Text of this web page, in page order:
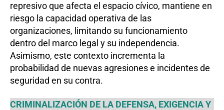
represivo que afecta el espacio cívico, mantiene en
riesgo la capacidad operativa de las
organizaciones, limitando su funcionamiento
dentro del marco legal y su independencia.
Asimismo, este contexto incrementa la
probabilidad de nuevas agresiones e incidentes de
seguridad en su contra.
CRIMINALIZACIÓN DE LA DEFENSA, EXIGENCIA Y